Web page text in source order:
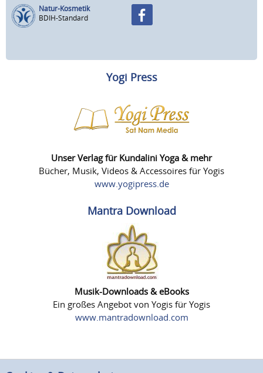
Natur-Kosmetik
BDIH-Standard
Yogi Press
Unser Verlag für Kundalini Yoga & mehr
Bücher, Musik, Videos & Accessoires für Yogis
www.yogipress.de
Mantra Download
Musik-Downloads & eBooks
Ein großes Angebot von Yogis für Yogis
www.mantradownload.com